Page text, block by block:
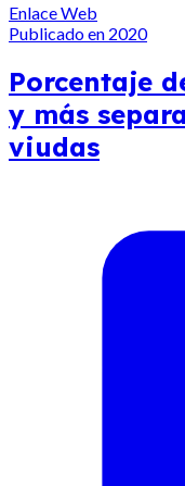
Enlace Web
Publicado en 2020
Porcentaje
y más
viudas